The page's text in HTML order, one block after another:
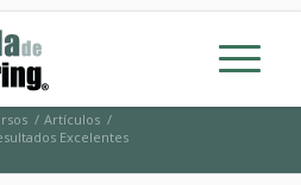
/ Artículos /
Excelentes